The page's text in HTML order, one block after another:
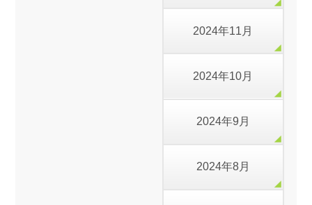
2024年11月
2024年10月
2024年9月
2024年8月